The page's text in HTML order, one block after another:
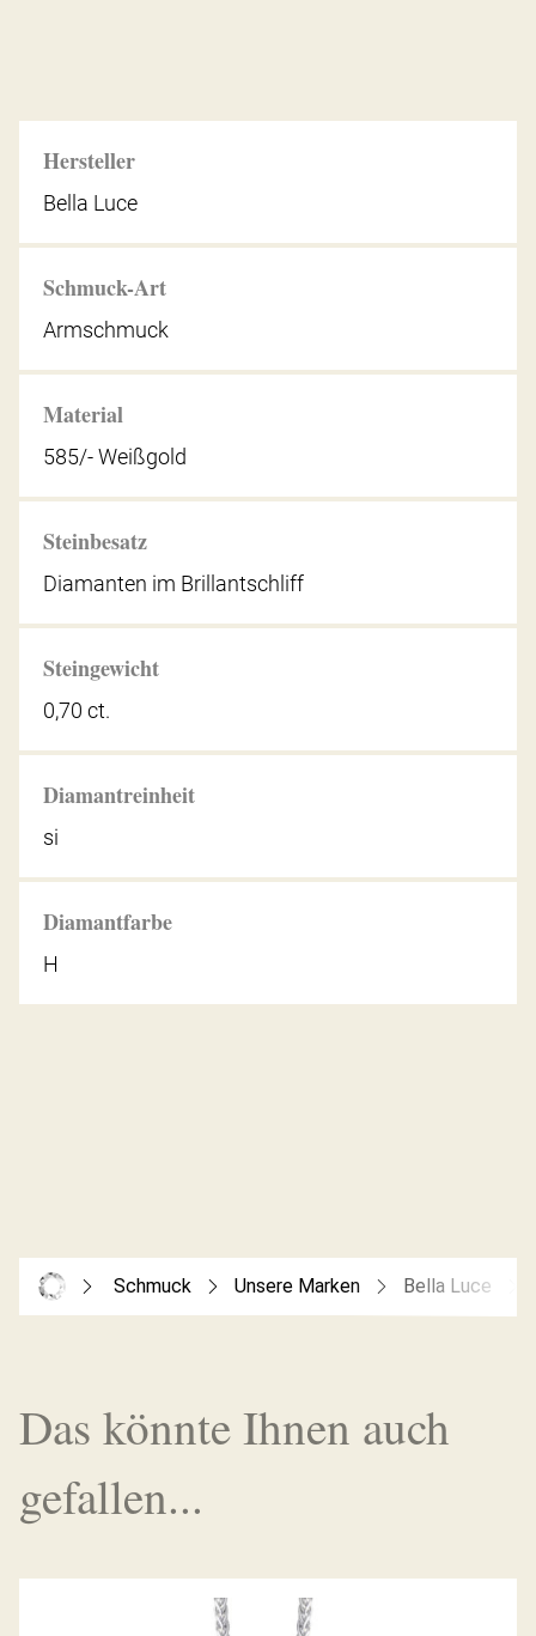
Hersteller
Bella Luce
Schmuck-Art
Armschmuck
Material
585/- Weißgold
Steinbesatz
Diamanten im Brillantschliff
Steingewicht
0,70 ct.
Diamantreinheit
si
Diamantfarbe
H
Schmuck Unsere Marken Bella Luce
Das könnte Ihnen auch
gefallen...